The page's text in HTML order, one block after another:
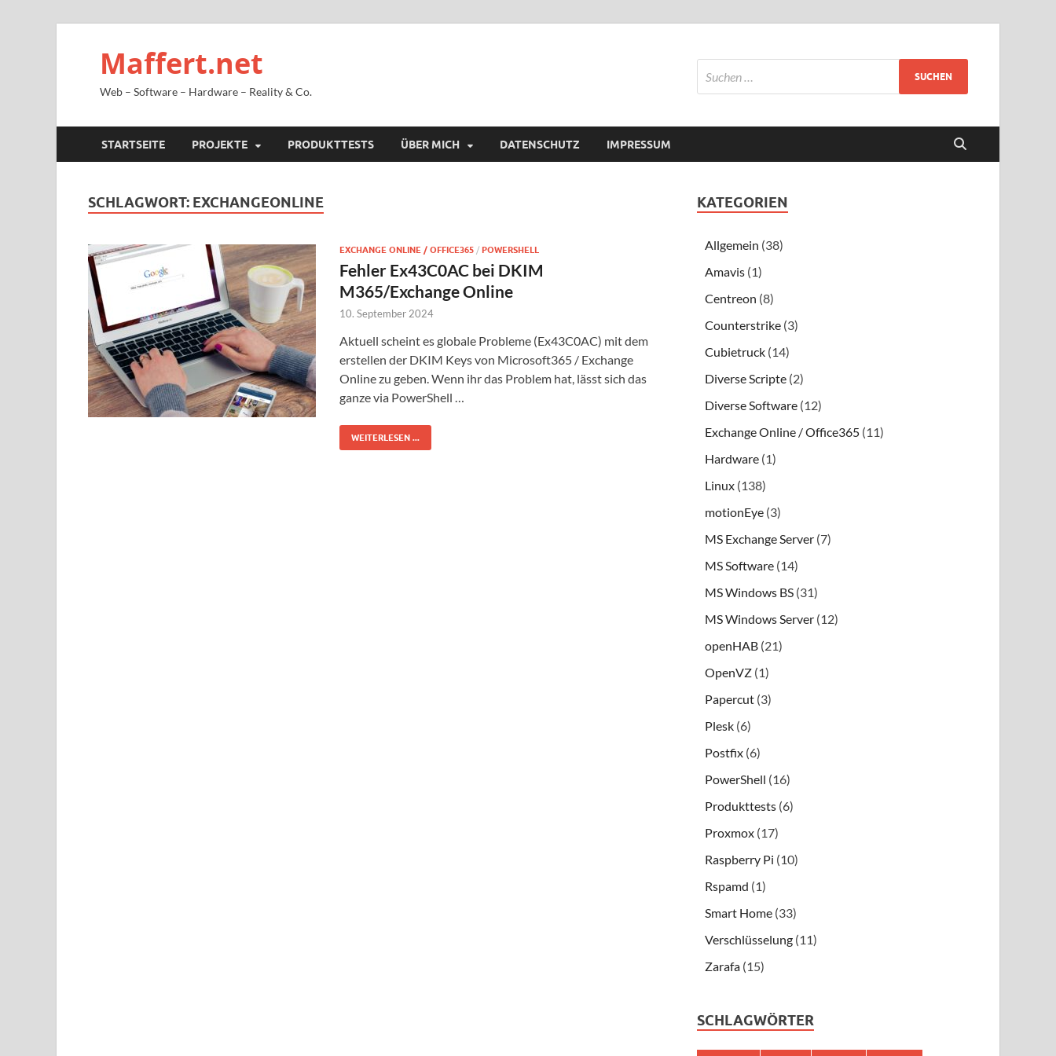
Maffert.net
Web – Software – Hardware – Reality & Co.
STARTSEITE PROJEKTE PRODUKTTESTS ÜBER MICH DATENSCHUTZ IMPRESSUM
SCHLAGWORT: EXCHANGEONLINE
EXCHANGE ONLINE / OFFICE365 / POWERSHELL
Fehler Ex43C0AC bei DKIM
M365/Exchange Online
10. September 2024
Aktuell scheint es globale Probleme (Ex43C0AC) mit dem
erstellen der DKIM Keys von Microsoft365 / Exchange
Online zu geben. Wenn ihr das Problem hat, lässt sich das
ganze via PowerShell …
WEITERLESEN ...
KATEGORIEN
Allgemein (38)
Amavis (1)
Centreon (8)
Counterstrike (3)
Cubietruck (14)
Diverse Scripte (2)
Diverse Software (12)
Exchange Online / Office365 (11)
Hardware (1)
Linux (138)
motionEye (3)
MS Exchange Server (7)
MS Software (14)
MS Windows BS (31)
MS Windows Server (12)
openHAB (21)
OpenVZ (1)
Papercut (3)
Plesk (6)
Postfix (6)
PowerShell (16)
Produkttests (6)
Proxmox (17)
Raspberry Pi (10)
Rspamd (1)
Smart Home (33)
Verschlüsselung (11)
Zarafa (15)
SCHLAGWÖRTER